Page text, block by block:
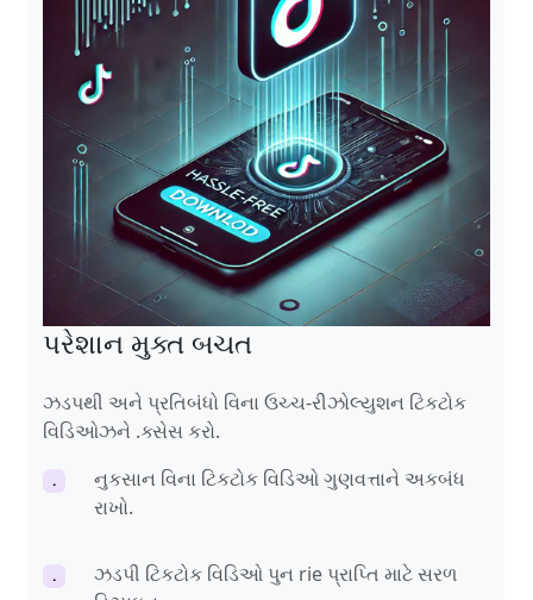
પરેશાન મુક્ત બચત
ઝડપથી અને પ્રતિબંધો વિના ઉચ્ચ-રીઝોલ્યુશન ટિકટોક
વિડિઓઝને .ક્સેસ કરો.
.
નુકસાન વિના ટિકટોક વિડિઓ ગુણવત્તાને અકબંધ
રાખો.
.
ઝડપી ટિકટોક વિડિઓ પુન rie પ્રાપ્તિ માટે સરળ